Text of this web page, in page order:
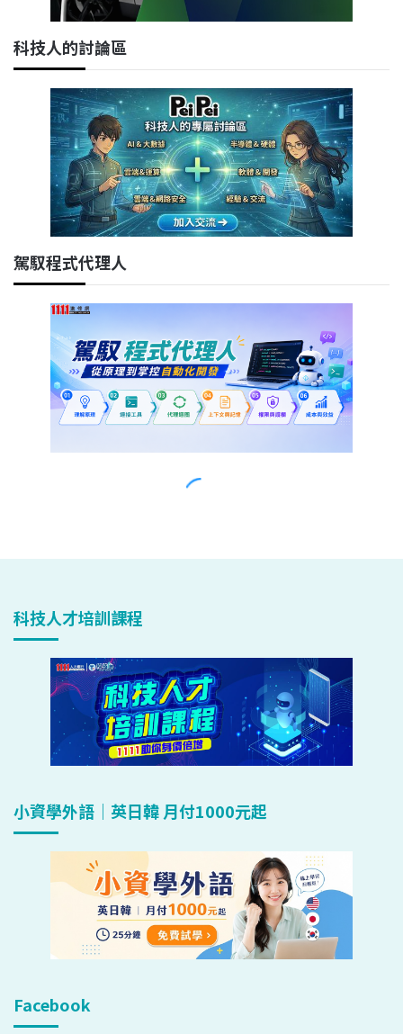
科技人才培訓課程
小資學外語｜英日韓 月付1000元起
Facebook